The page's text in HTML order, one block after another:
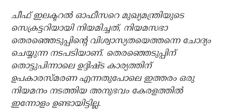
ചീഫ് ഇലക്ടറല്‍ ഓഫീസറെ മുഖ്യമന്ത്രിയുടെ
സെക്രട്ടറിയായി നിയമിച്ചത്, നിയമസഭാ
തെരഞ്ഞെടുപ്പിന്റെ വിശ്വാസ്യതയെത്തന്നെ ചോദ്യം
ചെയ്യുന്ന നടപടിയാണ്. തെരഞ്ഞെടുപ്പിന്
തൊട്ടുപിന്നാലെ ഉദ്ദിഷ്ട കാര്യത്തിന്
ഉപകാരസ്മരണ എന്നതുപോലെ ഇത്തരം ഒരു
നിയമനം നടത്തിയ അനുഭവം കേരളത്തില്‍
ഇന്നോളം ഉണ്ടായിട്ടില്ല.